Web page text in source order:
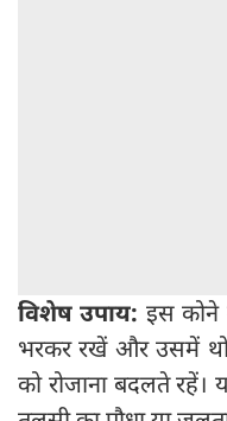
विशेष उपाय: इस कोने
भरकर रखें और उसमें
को रोजाना बदलते रहें।